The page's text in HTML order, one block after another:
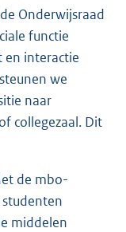
Onderwijsraad
functie
en interactie
we
naar
collegezaal. Dit
de mbo-
middelen